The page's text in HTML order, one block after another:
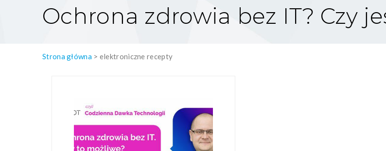
Ochrona zdrowia bez IT? Czy
Strona główna> elektroniczne recepty